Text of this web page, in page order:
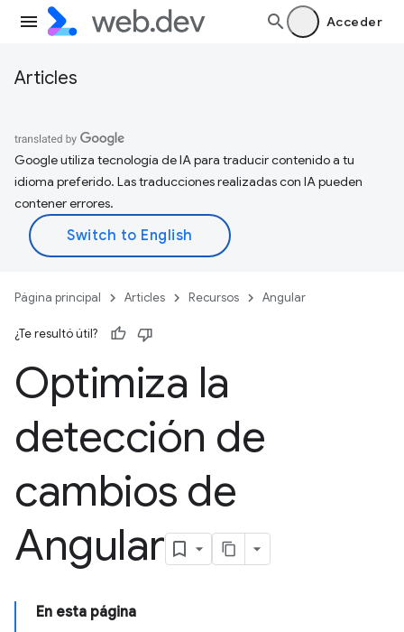
Acceder
Articles
Google utiliza tecnología de IA para traducir contenido a tu
idioma preferido. Las traducciones realizadas con IA pueden
contener errores.
Página principal Articles Recursos Angular
¿Te resultó útil?
Optimiza la
detección de
cambios de
Angular
En esta página